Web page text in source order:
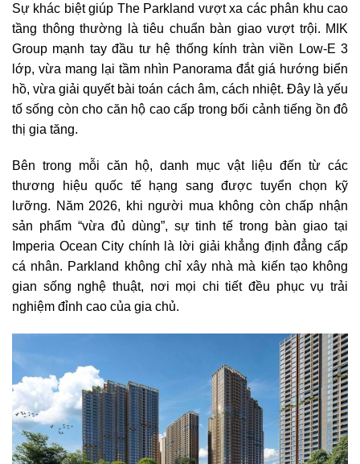
Sự khác biệt giúp The Parkland vượt xa các phân khu cao
tầng thông thường là tiêu chuẩn bàn giao vượt trội. MIK
Group mạnh tay đầu tư hệ thống kính tràn viền Low-E 3
lớp, vừa mang lại tầm nhìn Panorama đắt giá hướng biển
hồ, vừa giải quyết bài toán cách âm, cách nhiệt. Đây là yếu
tố sống còn cho căn hộ cao cấp trong bối cảnh tiếng ồn đô
thị gia tăng.
Bên trong mỗi căn hộ, danh mục vật liệu đến từ các
thương hiệu quốc tế hạng sang được tuyển chọn kỹ
lưỡng. Năm 2026, khi người mua không còn chấp nhận
sản phẩm “vừa đủ dùng”, sự tinh tế trong bàn giao tại
Imperia Ocean City chính là lời giải khẳng định đẳng cấp
cá nhân. Parkland không chỉ xây nhà mà kiến tạo không
gian sống nghệ thuật, nơi mọi chi tiết đều phục vụ trải
nghiệm đỉnh cao của gia chủ.